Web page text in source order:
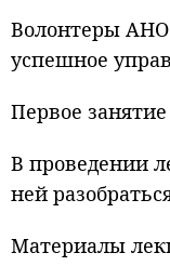
Волонтеры АНО
успешное
Первое
В проведении
ней
Материалы